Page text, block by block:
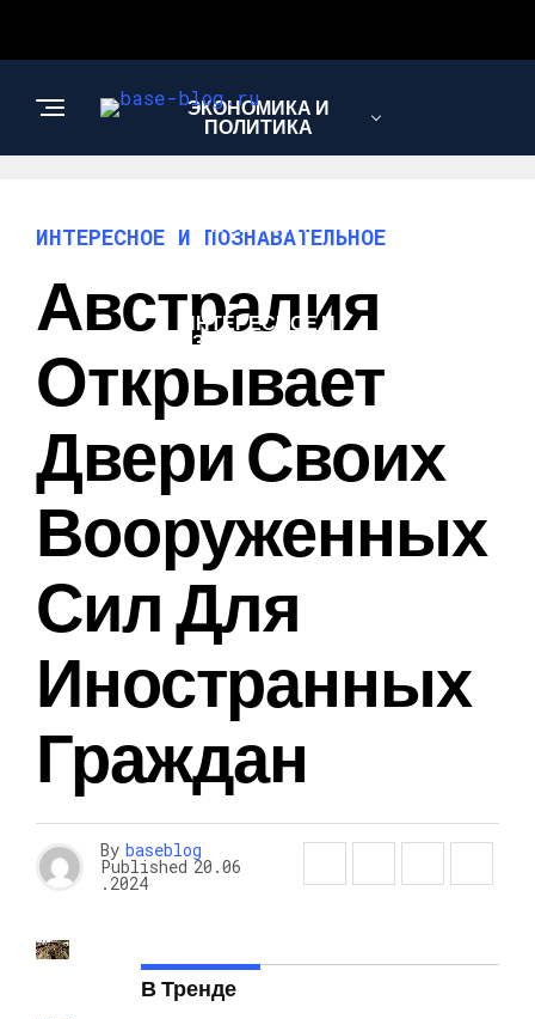
ЭКОНОМИКА И
ПОЛИТИКА
НОВОСТИ
ИНТЕРЕСНОЕ И
ПОЗНАВАТЕЛЬНОЕ
ИНТЕРЕСНОЕ И ПОЗНАВАТЕЛЬНОЕ
Австралия
Открывает
Двери Своих
Вооруженных
Сил Для
Иностранных
Граждан
By baseblog
Published 20.06
.2024
В Тренде